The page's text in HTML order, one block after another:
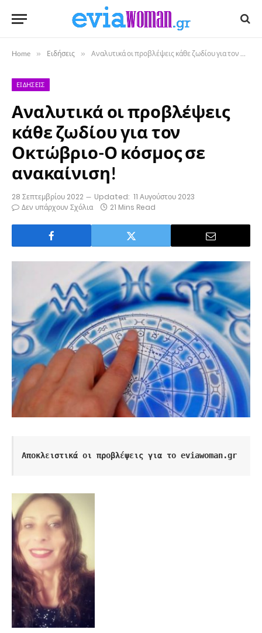
Home » Ειδήσεις » Αναλυτικά οι προβλέψεις κάθε ζωδίου για τον Οκτώβριο-Ο κόσμος σε ανακαίνιση!
ΕΙΔΉΣΕΙΣ
Αναλυτικά οι προβλέψεις
κάθε ζωδίου για τον
Οκτώβριο-Ο κόσμος σε
ανακαίνιση!
28 Σεπτεμβρίου 2022 Updated: 11 Αυγούστου 2023
Δεν υπάρχουν Σχόλια
21 Mins Read
Αποκλειστικά οι προβλέψεις για το eviawoman.gr